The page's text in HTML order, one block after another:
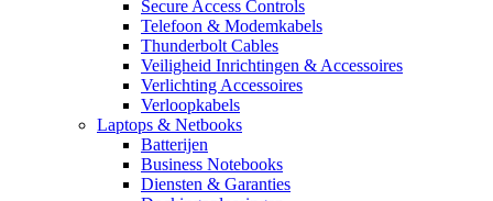
Secure Access Controls
Telefoon & Modemkabels
Thunderbolt Cables
Veiligheid Inrichtingen & Accessoires
Verlichting Accessoires
Verloopkabels
Laptops & Netbooks
Batterijen
Business Notebooks
Diensten & Garanties